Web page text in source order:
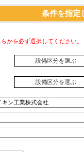
条件を指定
かを必ず選択してください。
設備区分を選ぶ
設備区分を選ぶ